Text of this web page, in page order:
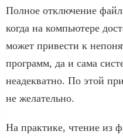
Полное отключение
когда на компьютере
может привести к
программ, да и сама
неадекватно. По этой
не желательно.
На практике, чтение из